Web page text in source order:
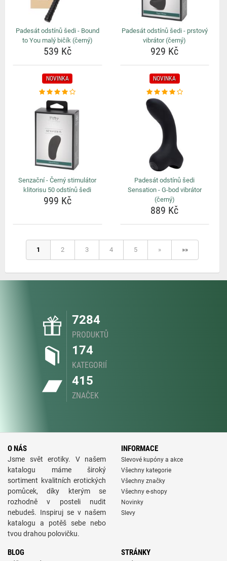
Padesát odstínů šedi - Bound
to You malý bičík (černý)
539 Kč
Padesát odstínů šedi - prstový
vibrátor (černý)
929 Kč
NOVINKA
Senzační - Černý stimulátor
klitorisu 50 odstínů šedi
999 Kč
NOVINKA
Padesát odstínů šedi
Sensation - G-bod vibrátor
(černý)
889 Kč
1 2 3 4 5 » »»
7284
PRODUKTŮ
174
KATEGORIÍ
415
ZNAČEK
O NÁS
Jsme svět erotiky. V našem
katalogu máme široký
sortiment kvalitních erotických
pomůcek, díky kterým se
rozhodně v posteli nudit
nebudeš. Inspiruj se v našem
katalogu a potěš sebe nebo
tvou drahou polovičku.
INFORMACE
Slevové kupóny a akce
Všechny kategorie
Všechny značky
Všechny e-shopy
Novinky
Slevy
BLOG STRÁNKY